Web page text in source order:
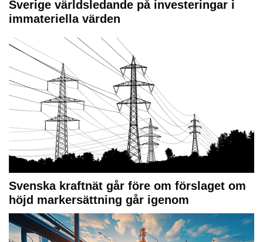
Sverige världsledande på investeringar i
immateriella värden
Svenska kraftnät går före om förslaget om
höjd markersättning går igenom